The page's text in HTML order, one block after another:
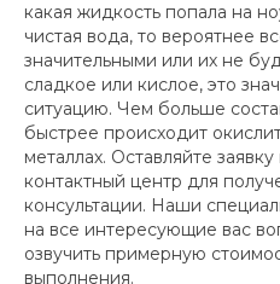
какая жидкость попала на
чистая вода, то вероятнее
значительными или их не
сладкое или кислое, это
ситуацию. Чем больше
быстрее происходит
металлах. Оставляйте
контактный центр для
консультации. Наши
на все интересующие вас
озвучить примерную
выполнения.